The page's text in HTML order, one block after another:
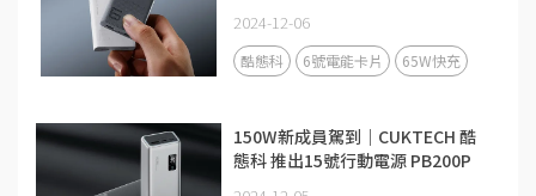
2024-12-06
酷態科 6號電能卡片 65W快充
150W新成員駕到｜CUKTECH 酷
態科 推出15號行動電源 PB200P